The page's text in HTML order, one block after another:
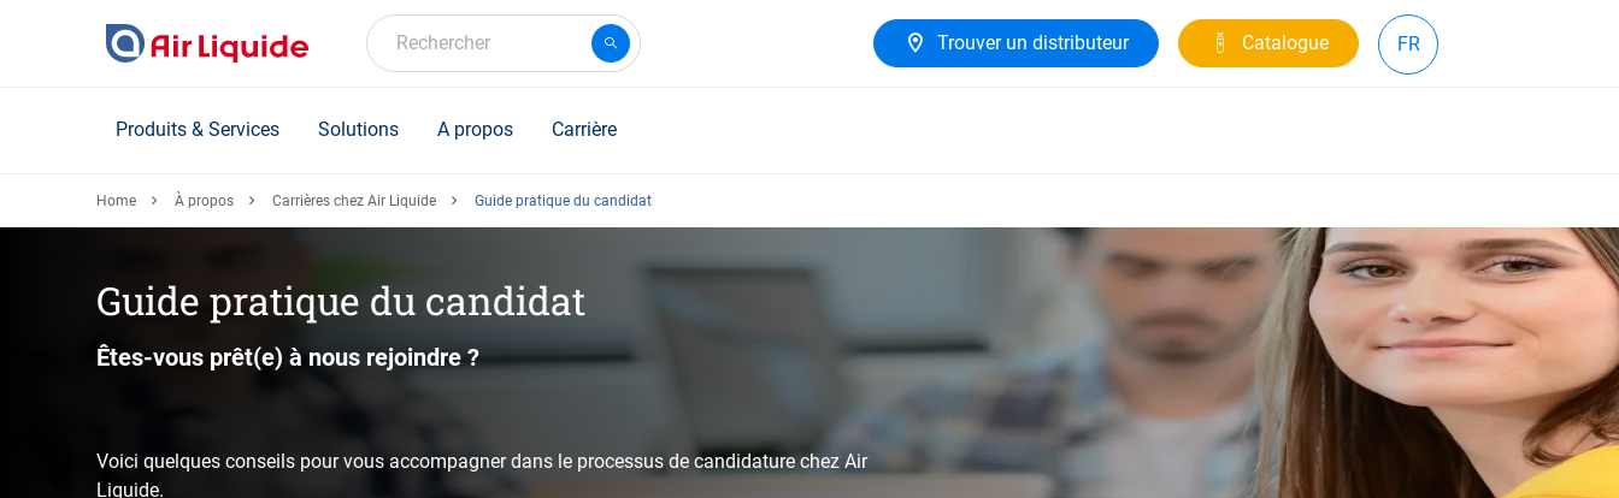
Rechercher Trouver un distributeur Catalogue FR
Produits & Services Solutions A propos Carrière
Home À propos Carrières chez Air Liquide Guide pratique du candidat
Guide pratique du candidat
Êtes-vous prêt(e) à nous rejoindre ?
Voici quelques conseils pour vous accompagner dans le processus de candidature chez Air
Liquide.